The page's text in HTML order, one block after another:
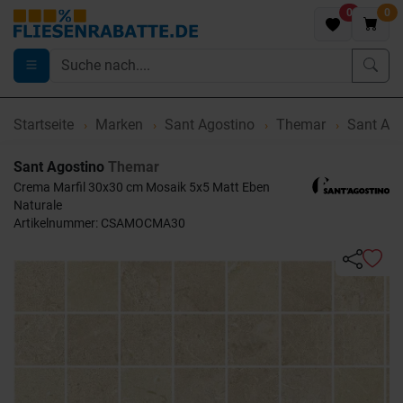
0 0
Startseite Marken Sant Agostino Themar Sant
Sant Agostino Themar
Crema Marfil 30x30 cm Mosaik 5x5 Matt Eben
Naturale
Artikelnummer: CSAMOCMA30